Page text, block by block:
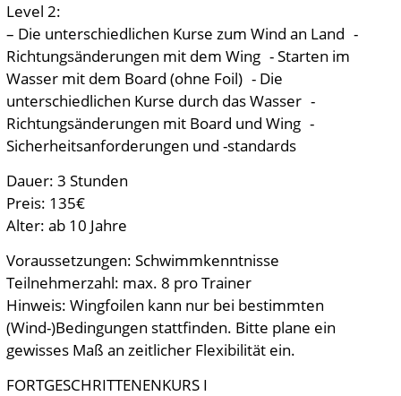
Level 2:
– Die unterschiedlichen Kurse zum Wind an Land -
Richtungsänderungen mit dem Wing - Starten im
Wasser mit dem Board (ohne Foil) - Die
unterschiedlichen Kurse durch das Wasser -
Richtungsänderungen mit Board und Wing -
Sicherheitsanforderungen und -standards
Dauer: 3 Stunden
Preis: 135€
Alter: ab 10 Jahre
Voraussetzungen: Schwimmkenntnisse
Teilnehmerzahl: max. 8 pro Trainer
Hinweis: Wingfoilen kann nur bei bestimmten
(Wind-)Bedingungen stattfinden. Bitte plane ein
gewisses Maß an zeitlicher Flexibilität ein.
FORTGESCHRITTENENKURS I